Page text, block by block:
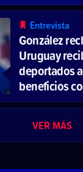
Entrevista
González
Uruguay
deportados
beneficios
VER MÁS